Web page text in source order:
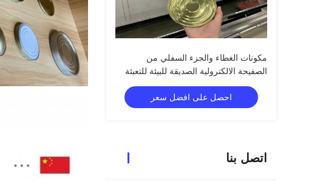
مكونات الغطاء والجزء السفلي من
الصفيحة الالكترولية الصديقة للبيئة للتعبئة
الغذائية العالمية
احصل على افضل سعر
اتصل بنا